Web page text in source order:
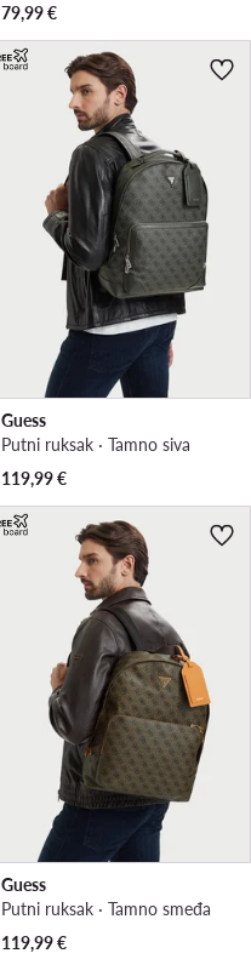
79,99€
Guess
Putni ruksak · Tamno siva
119,99€
Guess
Putni ruksak · Tamno smeđa
119,99€